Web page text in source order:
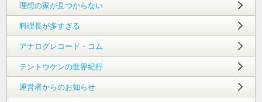
理想の家が見つからない
料理長が多すぎる
アナログレコード・コム
テントウケンの世界紀行
運営者からのお知らせ